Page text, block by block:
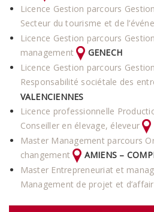
Licence Gestion parcours
Secteur du tourisme et de
Licence Gestion parcours
management
GENECH
Licence Gestion parcours
Responsabilité sociétale des
VALENCIENNES
Licence professionnelle
Conseiller en élevage, éleveur
Master Management parcours
changement
AMIENS –
Master Entrepreneuriat et
Management de projet et